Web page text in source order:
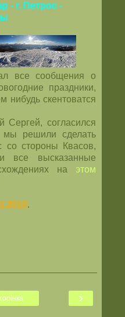
- г. Петрос -
все сообщения о
праздники,
нибудь скентоватся
согласился
мы решили сделать
со стороны Квасов,
все высказанные
на этом
.
›